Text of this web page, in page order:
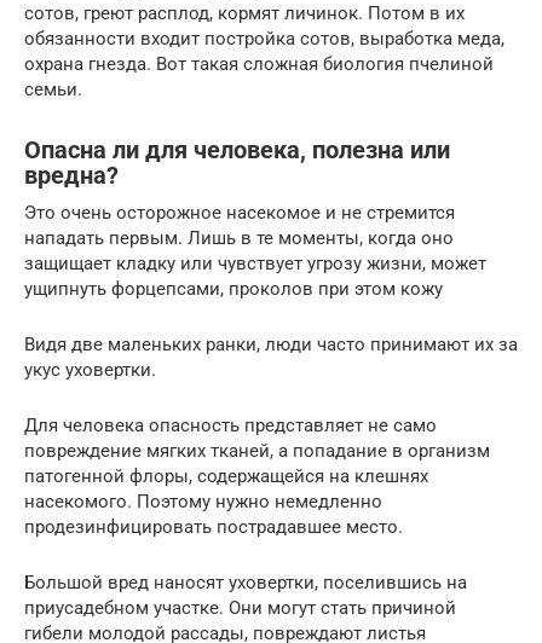
сотов, греют расплод, кормят личинок. Потом в их
обязанности входит постройка сотов, выработка меда,
охрана гнезда. Вот такая сложная биология пчелиной
семьи.
Опасна ли для человека, полезна или
вредна?
Это очень осторожное насекомое и не стремится
нападать первым. Лишь в те моменты, когда оно
защищает кладку или чувствует угрозу жизни, может
ущипнуть форцепсами, проколов при этом кожу
Видя две маленьких ранки, люди часто принимают их за
укус уховертки.
Для человека опасность представляет не само
повреждение мягких тканей, а попадание в организм
патогенной флоры, содержащейся на клешнях
насекомого. Поэтому нужно немедленно
продезинфицировать пострадавшее место.
Большой вред наносят уховертки, поселившись на
приусадебном участке. Они могут стать причиной
гибели молодой рассады, повреждают листья